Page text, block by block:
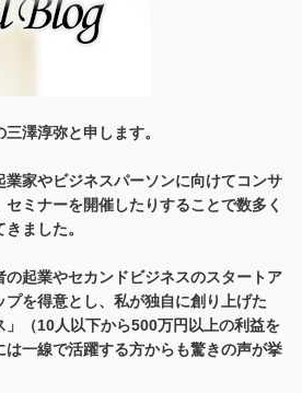
澤淳弥と申します。
家やビジネスパーソンに向けてコンサ
ミナーを開催したりすることで数多く
ました。
の起業やセカンドビジネスのスタートア
プを得意とし、私が独自に創り上げた
」（10人以下から500万円以上の利益を
は一線で活躍する方からも驚きの声が挙